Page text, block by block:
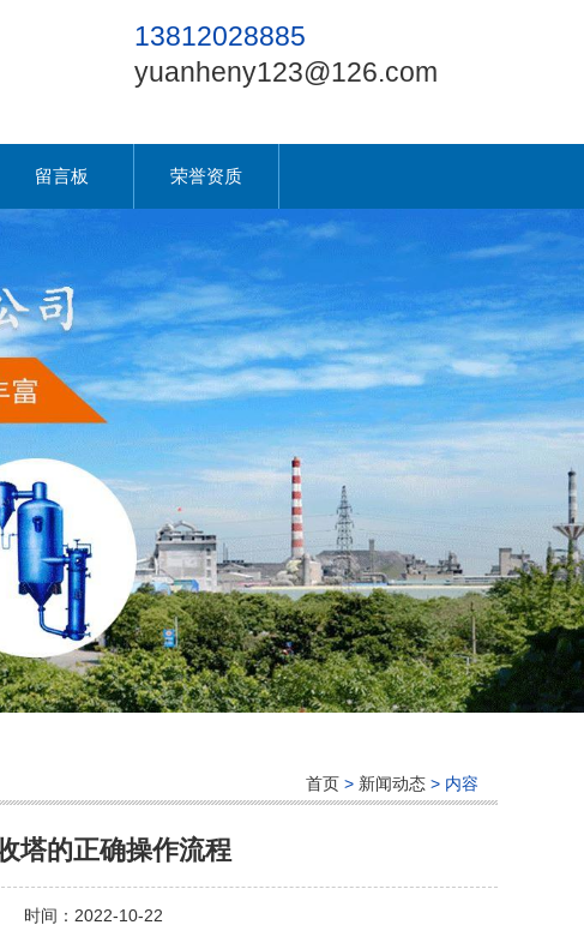
13812028885
yuanheny123@126.com
留言板 荣誉资质
首页 > 新闻动态 > 内容
塔的正确操作流程
时间：2022-10-22